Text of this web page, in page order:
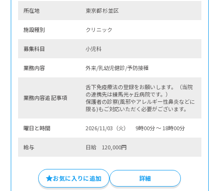
所在地 東京都 杉並区
施設種別 クリニック
募集科⽬ 小児科
業務内容 外来/乳幼児健診/予防接種
業務内容追記事項
舌下免疫療法の登録をお願いします。（当院
の連携先は練馬光ヶ丘病院です。）
保護者の診察(風邪やアレルギー性鼻炎などに
限る)もご対応いただく必要がございます。
曜⽇と時間 2026/11/03（火） 9時00分 〜 18時00分
給与 日給 120,000円
お気に入りに追加 詳細